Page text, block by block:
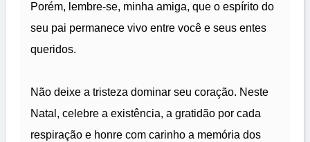
Porém, lembre-se, minha amiga, que o espírito do
seu pai permanece vivo entre você e seus entes
queridos.
Não deixe a tristeza dominar seu coração. Neste
Natal, celebre a existência, a gratidão por cada
respiração e honre com carinho a memória dos